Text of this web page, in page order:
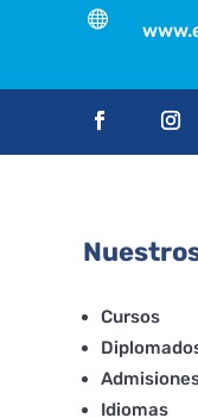

Cursos
Idiomas